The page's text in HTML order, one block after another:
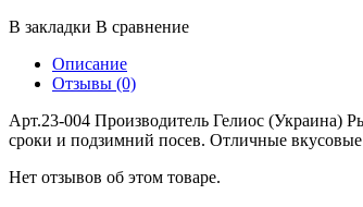
В закладки В сравнение
Описание
Отзывы (0)
Арт.23-004 Производитель Гелиос (Украина)
сроки и подзимний посев. Отличные
Нет отзывов об этом товаре.